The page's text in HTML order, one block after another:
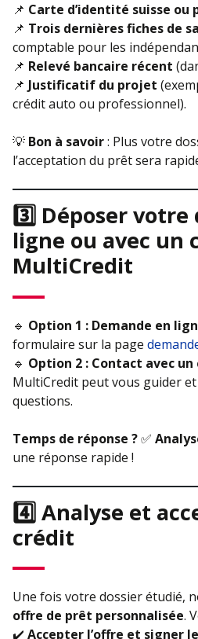
📌 Carte d’identité suisse ou
📌 Trois dernières fiches de
comptable pour les
📌 Relevé bancaire récent
📌 Justificatif du projet
crédit auto ou professionnel).
💡 Bon à savoir: Plus votre
l’acceptation du prêt sera
3️⃣ Déposer votre
ligne ou avec un
MultiCredit
🔹 Option 1 : Demande en
formulaire sur la page
🔹 Option 2 : Contact avec
MultiCredit peut vous guider
questions.
Temps de réponse ?✅
une réponse rapide !
4️⃣ Analyse et
crédit
Une fois votre dossier étudié,
offre de prêt personnalisée.
✔️ Accepter l’offre et signer